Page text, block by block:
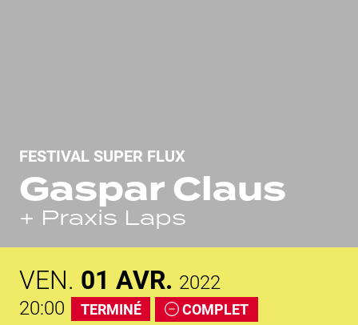
FESTIVAL SUPER FLUX
Gaspar Claus
+ Praxis Laps
VEN. 01 AVR. 2022
20:00
TERMINÉ COMPLET